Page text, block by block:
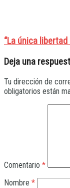
“La única
Deja una
Tu dirección de
obligatorios están
Comentario *
Nombre *